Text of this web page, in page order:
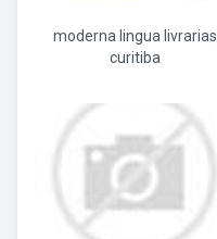
moderna lingua livrarias
curitiba